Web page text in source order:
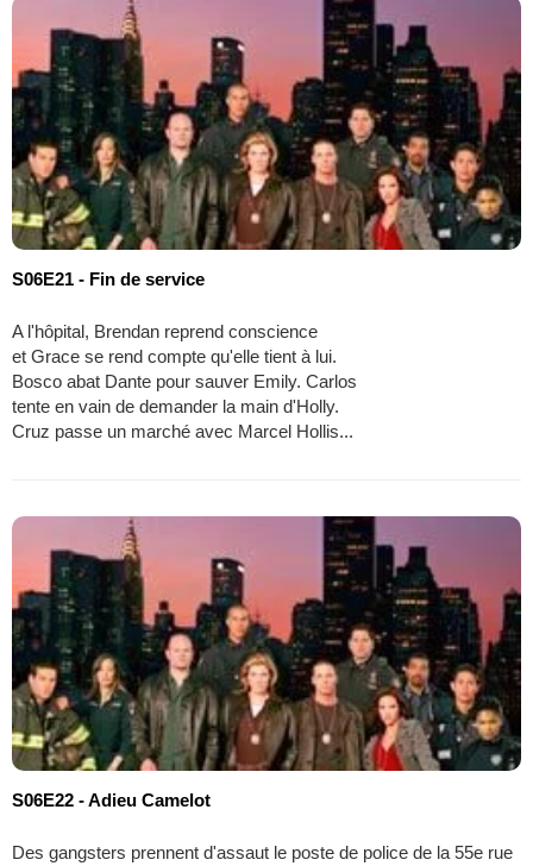
S06E21 - Fin de service
A l'hôpital, Brendan reprend conscience
et Grace se rend compte qu'elle tient à lui.
Bosco abat Dante pour sauver Emily. Carlos
tente en vain de demander la main d'Holly.
Cruz passe un marché avec Marcel Hollis...
S06E22 - Adieu Camelot
Des gangsters prennent d'assaut le poste de police de la 55e rue